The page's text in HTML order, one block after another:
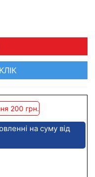
200 грн.
на суму від